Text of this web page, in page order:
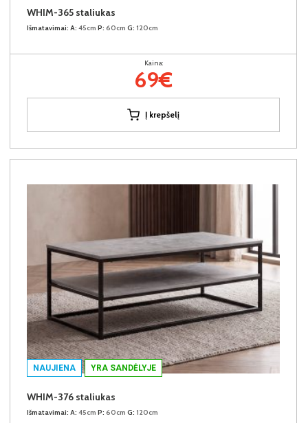
WHIM-365 staliukas
Išmatavimai: A: 45cm P: 60cm G: 120cm
Kaina:
69€
Į krepšelį
NAUJIENA YRA SANDĖLYJE
WHIM-376 staliukas
Išmatavimai: A: 45cm P: 60cm G: 120cm